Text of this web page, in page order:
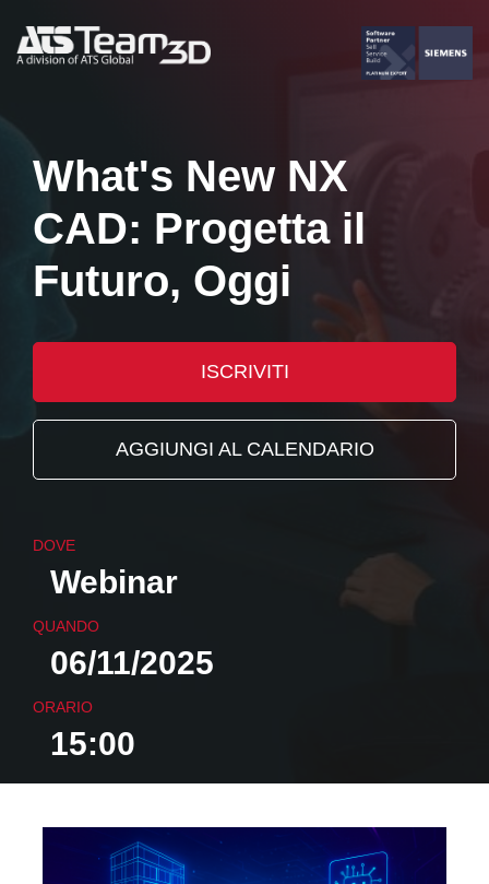
What's New NX
CAD: Progetta il
Futuro, Oggi
ISCRIVITI
AGGIUNGI AL CALENDARIO
DOVE
Webinar
QUANDO
06/11/2025
ORARIO
15:00